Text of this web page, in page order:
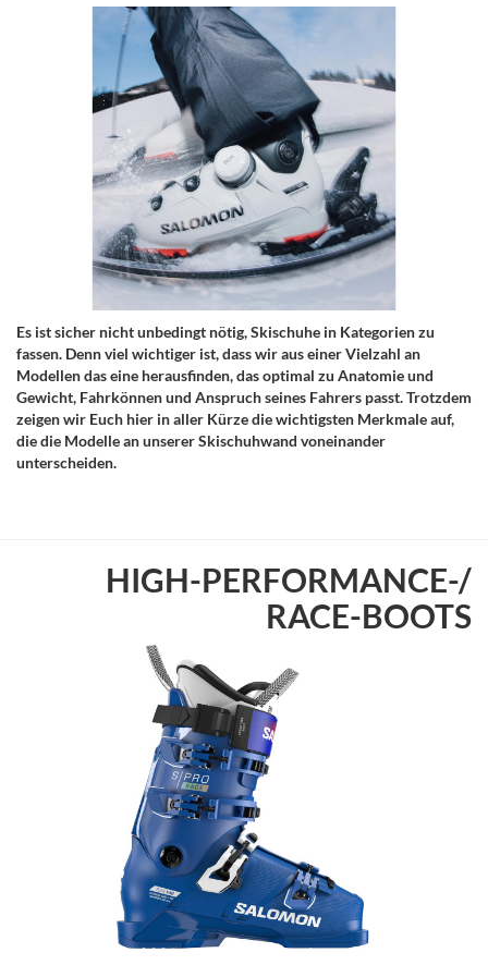
Es ist sicher nicht unbedingt nötig, Skischuhe in Kategorien zu
fassen. Denn viel wichtiger ist, dass wir aus einer Vielzahl an
Modellen das eine herausfinden, das optimal zu Anatomie und
Gewicht, Fahrkönnen und Anspruch seines Fahrers passt. Trotzdem
zeigen wir Euch hier in aller Kürze die wichtigsten Merkmale auf,
die die Modelle an unserer Skischuhwand voneinander
unterscheiden.
HIGH-PERFORMANCE-/
RACE-BOOTS